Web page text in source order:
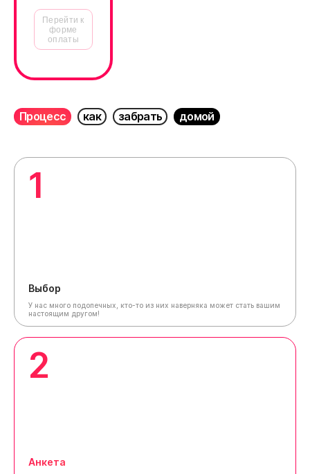
Перейти к
форме
оплаты
Процесс как забрать домой
1
Выбор
У нас много подопечных, кто-то из них наверняка может стать вашим
настоящим другом!
2
Анкета